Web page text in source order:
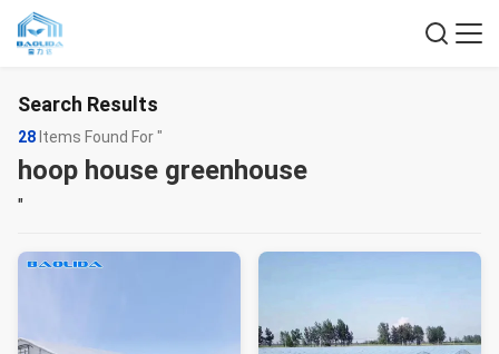
Search Results
28 Items Found For "
hoop house greenhouse
"